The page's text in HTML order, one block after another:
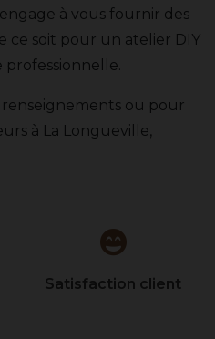
à vous fournir des
ce soit pour un atelier DIY
ou pour
à La Longueville,
Satisfaction client